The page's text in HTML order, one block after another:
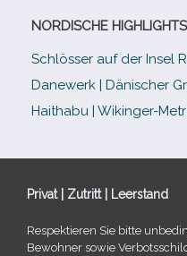
NORDISCHE HIGHLIGHTS
Schlösser auf der Insel
Danewerk | Dänischer
Haithabu | Wikinger-
Privat | Zutritt | Leerstand
Respektieren Sie bitte
Bewohner sowie